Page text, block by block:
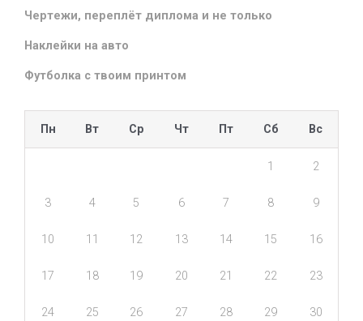
Чертежи, переплёт диплома и не только
Наклейки на авто
Футболка с твоим принтом
Пн Вт Ср Чт Пт Сб Вс
1 2
3 4 5 6 7 8 9
10 11 12 13 14 15 16
17 18 19 20 21 22 23
24 25 26 27 28 29 30